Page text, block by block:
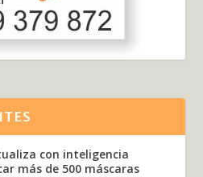
con inteligencia
más de 500 máscaras